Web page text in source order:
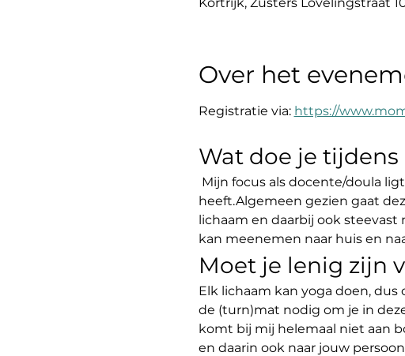
Over het
Registratie via: https://
Wat doe je tijdens
Mijn focus als docente/doula
heeft.Algemeen gezien gaat
lichaam en daarbij ook
kan meenemen naar huis en
Moet je lenig zijn
Elk lichaam kan yoga doen,
de (turn)mat nodig om je in
komt bij mij helemaal niet aan
en daarin ook naar jouw